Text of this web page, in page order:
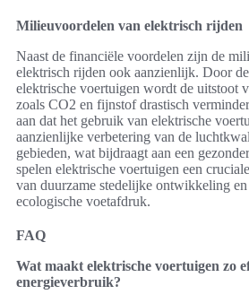
Milieuvoordelen van elektrisch rijden
Naast de financiële voordelen zijn de
elektrisch rijden ook aanzienlijk. Door
elektrische voertuigen wordt de uitstoot
zoals CO2 en fijnstof drastisch
aan dat het gebruik van elektrische
aanzienlijke verbetering van de
gebieden, wat bijdraagt aan een
spelen elektrische voertuigen een
van duurzame stedelijke ontwikkeling
ecologische voetafdruk.
FAQ
Wat maakt elektrische voertuigen zo
energieverbruik?